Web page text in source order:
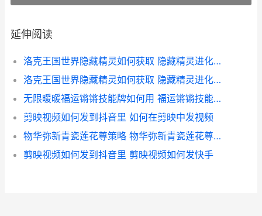
延伸阅读
洛克王国世界隐藏精灵如何获取 隐藏精灵进化图 洛克王国世界隐藏进化
洛克王国世界隐藏精灵如何获取 隐藏精灵进化图 洛克王国隐藏
无限暖暖福运锵锵技能牌如何用 福运锵锵技能牌用法说明 无限暖暖福运锵锵调底分
剪映视频如何发到抖音里 如何在剪映中发视频
物华弥新青瓷莲花尊策略 物华弥新青瓷莲花尊如何配队 物华弥新青瓷莲花尊的10%生命的真实伤害指谁的生命
剪映视频如何发到抖音里 剪映视频如何发快手